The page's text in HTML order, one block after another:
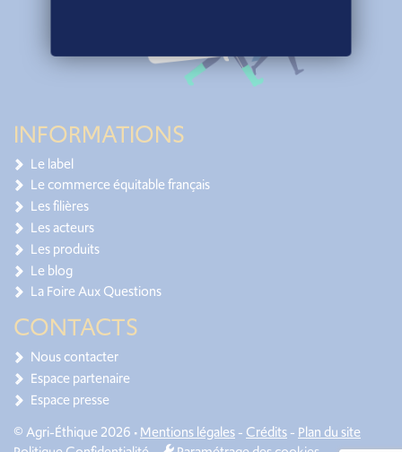
INFORMATIONS
Le label
Le commerce équitable français
Les filières
Les acteurs
Les produits
Le blog
La Foire Aux Questions
CONTACTS
Nous contacter
Espace partenaire
Espace presse
© Agri-Éthique 2026 •Mentions légales- Crédits- Plan du site